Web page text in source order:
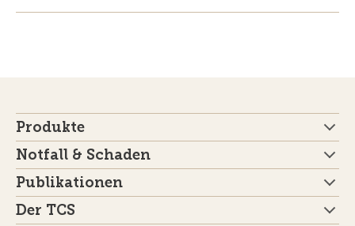
Produkte
Notfall & Schaden
Publikationen
Der TCS